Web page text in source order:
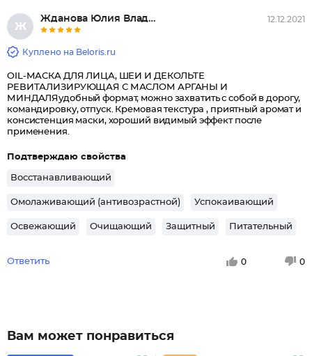
Ж
Жданова Юлия Владимировна, Мос... 12.12.2021
Куплено на Beloris.ru
OIL-МАСКА ДЛЯ ЛИЦА, ШЕИ И ДЕКОЛЬТЕ
РЕВИТАЛИЗИРУЮЩАЯ С МАСЛОМ АРГАНЫ И
МИНДАЛЯудобный формат, можно захватить с собой в дорогу,
командировку, отпуск. Кремовая текстура , приятный аромат и
консистенция маски, хороший видимый эффект после
применения.
Подтверждаю свойства
Восстанавливающий
Омолаживающий (антивозрастной) Успокаивающий
Освежающий Очищающий Защитный Питательный
Ответить 0 0
Вам может понравиться